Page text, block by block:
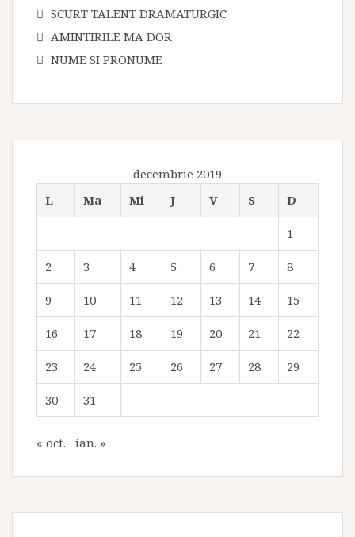
SCURT TALENT DRAMATURGIC
AMINTIRILE MA DOR
NUME SI PRONUME
decembrie 2019
L
Ma Mi J V S D
1
2 3 4 5 6 7 8
9 10 11 12 13 14 15
16 17 18 19 20 21 22
23 24 25 26 27 28 29
30 31
« oct. ian. »